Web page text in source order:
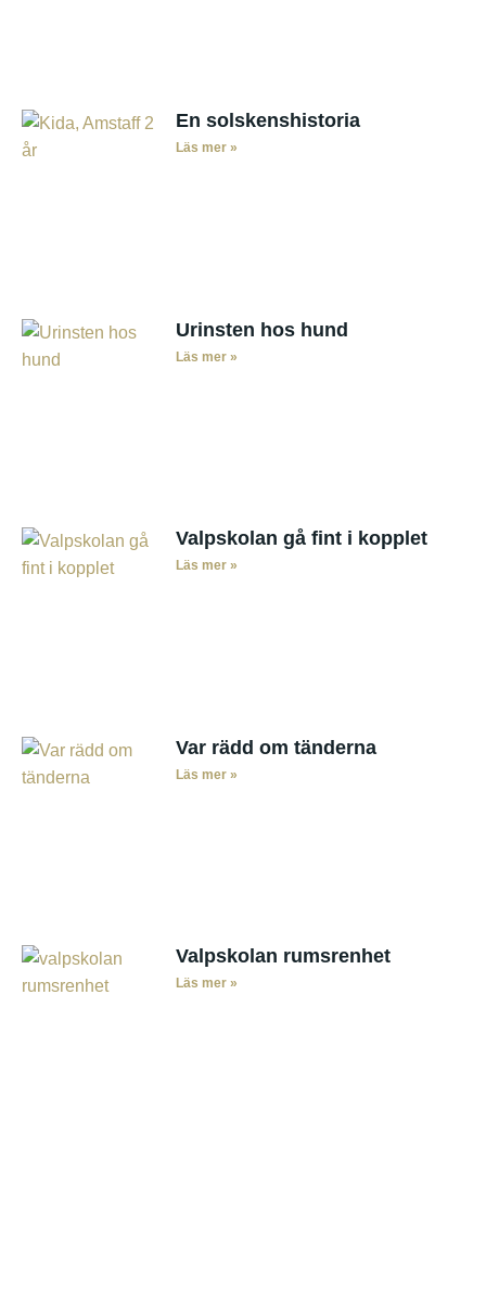
En solskenshistoria
Läs mer »
Urinsten hos hund
Läs mer »
Valpskolan gå fint i kopplet
Läs mer »
Var rädd om tänderna
Läs mer »
Valpskolan rumsrenhet
Läs mer »